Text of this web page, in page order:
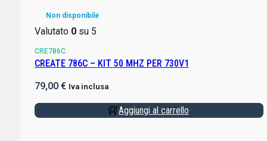
Non disponibile
Valutato 0su 5
CRE786C
CREATE 786C – KIT 50 MHZ PER 730V1
79,00 € Iva inclusa
Aggiungi al carrello